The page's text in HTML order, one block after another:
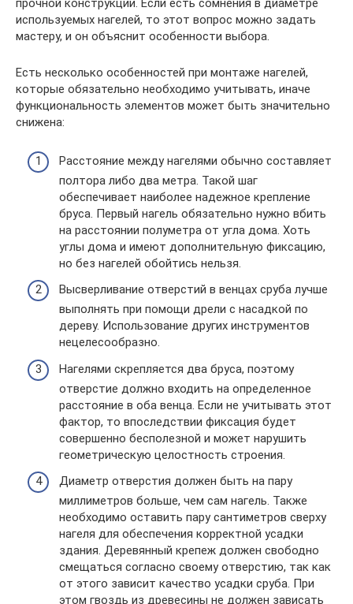
прочной конструкции. Если есть сомнения в диаметре
используемых нагелей, то этот вопрос можно задать
мастеру, и он объяснит особенности выбора.
Есть несколько особенностей при монтаже нагелей,
которые обязательно необходимо учитывать, иначе
функциональность элементов может быть значительно
снижена:
Расстояние между нагелями обычно составляет
полтора либо два метра. Такой шаг
обеспечивает наиболее надежное крепление
бруса. Первый нагель обязательно нужно вбить
на расстоянии полуметра от угла дома. Хоть
углы дома и имеют дополнительную фиксацию,
но без нагелей обойтись нельзя.
Высверливание отверстий в венцах сруба лучше
выполнять при помощи дрели с насадкой по
дереву. Использование других инструментов
нецелесообразно.
Нагелями скрепляется два бруса, поэтому
отверстие должно входить на определенное
расстояние в оба венца. Если не учитывать этот
фактор, то впоследствии фиксация будет
совершенно бесполезной и может нарушить
геометрическую целостность строения.
Диаметр отверстия должен быть на пару
миллиметров больше, чем сам нагель. Также
необходимо оставить пару сантиметров сверху
нагеля для обеспечения корректной усадки
здания. Деревянный крепеж должен свободно
смещаться согласно своему отверстию, так как
от этого зависит качество усадки сруба. При
этом гвоздь из древесины не должен зависать